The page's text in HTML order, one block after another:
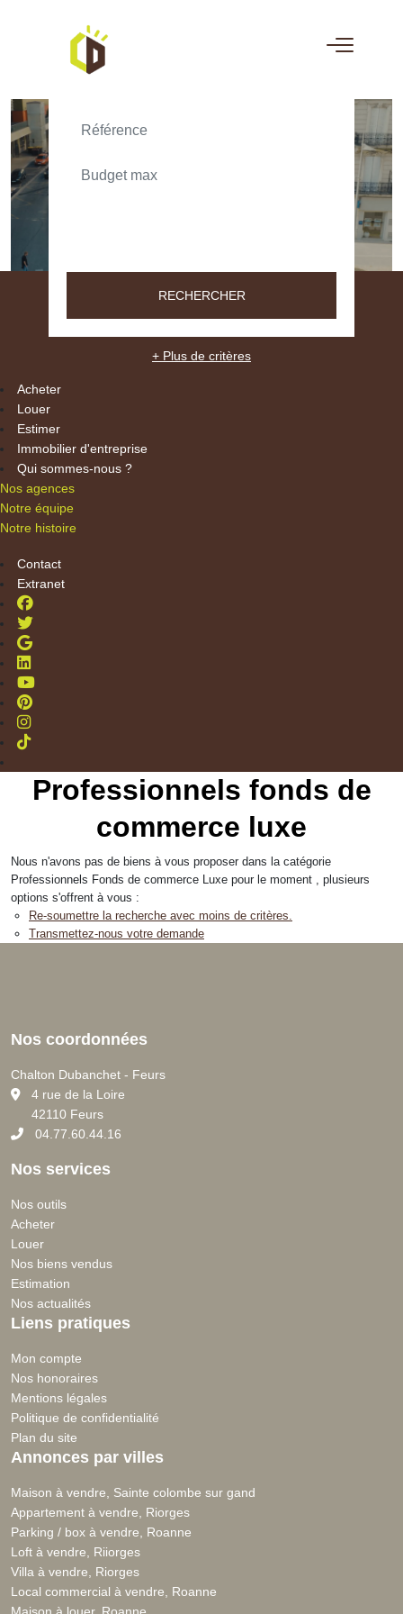
TEXT_SEARCH_SELECTIONNEZ
RECHERCHER
+ Plus de critères
Acheter
Louer
Estimer
Immobilier d'entreprise
Qui sommes-nous ?
Nos agences
Notre équipe
Notre histoire
Contact
Extranet
Professionnels fonds de
commerce luxe
Nous n'avons pas de biens à vous proposer dans la catégorie
Professionnels Fonds de commerce Luxe pour le moment , plusieurs
options s'offrent à vous :
Re-soumettre la recherche avec moins de critères.
Transmettez-nous votre demande
Nos coordonnées
Chalton Dubanchet - Feurs
4 rue de la Loire
42110 Feurs
04.77.60.44.16
Nos services
Nos outils
Acheter
Louer
Nos biens vendus
Estimation
Nos actualités
Liens pratiques
Mon compte
Nos honoraires
Mentions légales
Politique de confidentialité
Plan du site
Annonces par villes
Maison à vendre, Sainte colombe sur gand
Appartement à vendre, Riorges
Parking / box à vendre, Roanne
Loft à vendre, Riiorges
Villa à vendre, Riorges
Local commercial à vendre, Roanne